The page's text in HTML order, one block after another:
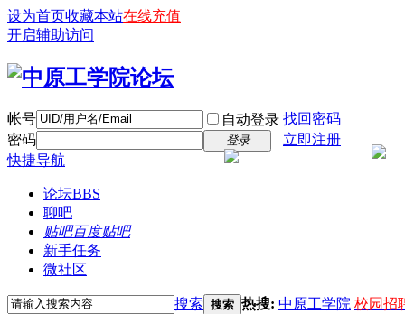
设为首页收藏本站在线充值
开启辅助访问
帐号 自动登录 找回密码
密码
登录
立即注册
快捷导航
论坛BBS
聊吧
贴吧百度贴吧
新手任务
微社区
搜索 搜索 热搜: 中原工学院 校园招